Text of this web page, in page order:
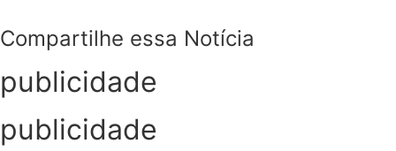
Compartilhe essa Notícia
publicidade
publicidade